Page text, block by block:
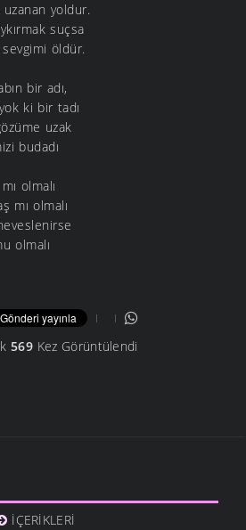
yoldur.
suçsa
öldür.
bir adı,
ki bir tadı
uzak
budadı
olmalı
mı olmalı
olmalı
569Kez Görüntülendi
İÇERIKLERI